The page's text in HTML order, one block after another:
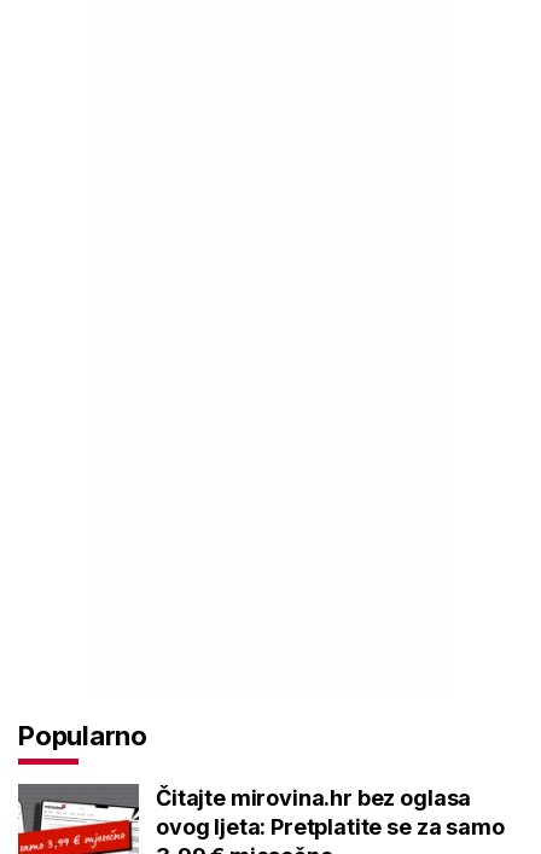
Popularno
Čitajte mirovina.hr bez oglasa
ovog ljeta: Pretplatite se za samo